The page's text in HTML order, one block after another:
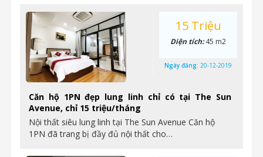
Căn hộ 1PN đẹp lung linh chỉ có tại The Sun
Avenue, chỉ 15 triệu/tháng
Nội thất siêu lung linh tại The Sun Avenue Căn hộ
1PN đã trang bị đầy đủ nội thất cho…
15 Triệu
Diện tích:45 m2
Ngày đăng: 20-12-2019